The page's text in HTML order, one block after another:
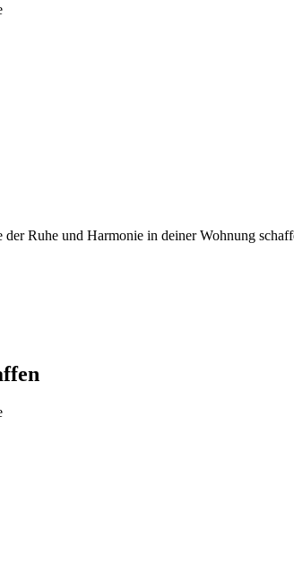
Ruhe und Harmonie in deiner Wohnung